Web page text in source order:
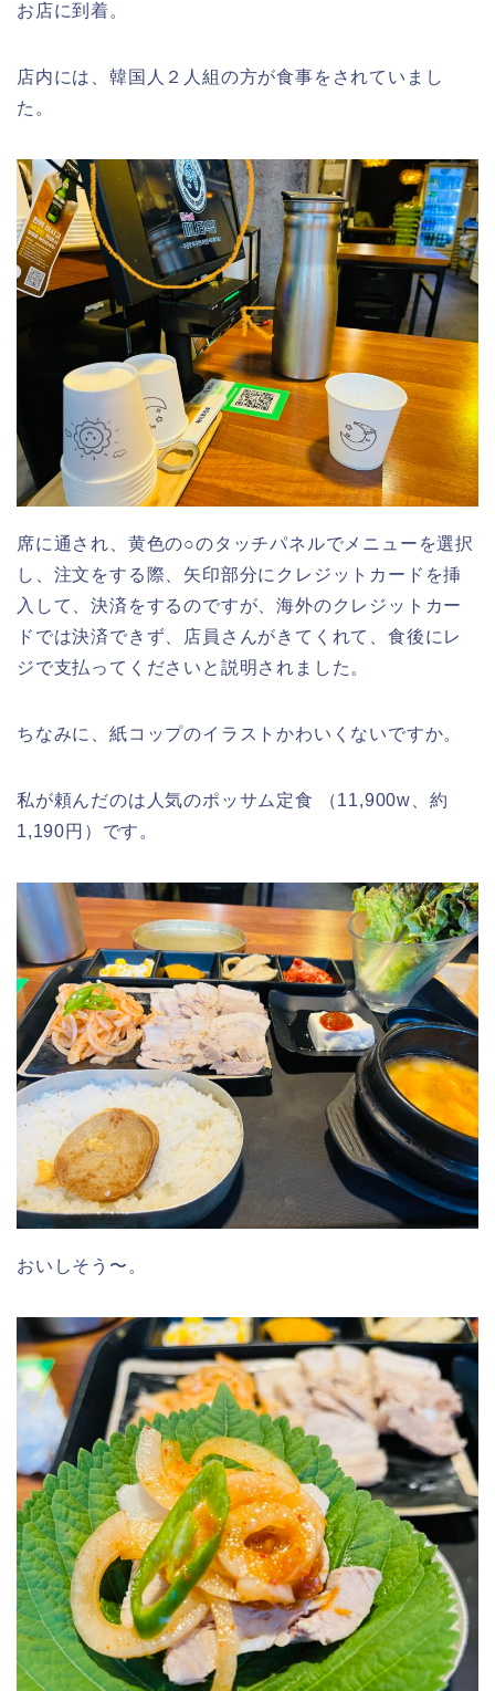
お店に到着。
店内には、韓国人２人組の方が食事をされていまし
た。
席に通され、黄色の○のタッチパネルでメニューを選択
し、注文をする際、矢印部分にクレジットカードを挿
入して、決済をするのですが、海外のクレジットカー
ドでは決済できず、店員さんがきてくれて、食後にレ
ジで支払ってくださいと説明されました。
ちなみに、紙コップのイラストかわいくないですか。
私が頼んだのは人気のポッサム定食 （11,900w、約
1,190円）です。
おいしそう〜。